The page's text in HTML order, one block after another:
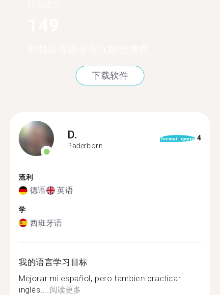
下载软件
D.
Paderborn
format_quote 4
流利
德语 英语
学
西班牙语
我的语言学习目标
Mejorar mi español, pero tambien practicar
inglés.... 阅读更多